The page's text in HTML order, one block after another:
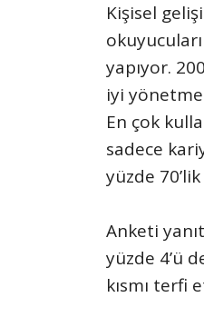
Kişisel
yapıyor.
iyi
En çok
sadece
yüzde
Anketi
yüzde 4’ü
kısmı terfi